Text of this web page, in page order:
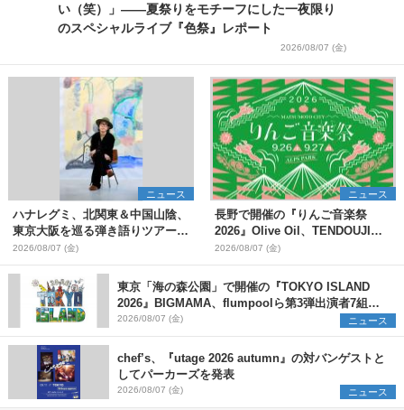
い（笑）」――夏祭りをモチーフにした一夜限り
のスペシャルライブ『色祭』レポート
2026/08/07 (金)
ニュース
ハナレグミ、北関東＆中国山陰、
東京大阪を巡る弾き語りツアー10
月より開催決定
2026/08/07 (金)
ニュース
長野で開催の『りんご音楽祭
2026』Olive Oil、TENDOUJIら
第11弾出演アーティスト（16組）
を発表
2026/08/07 (金)
東京「海の森公園」で開催の『TOKYO ISLAND
2026』BIGMAMA、flumpoolら第3弾出演者7組を
発表 ワークショップ・アート出展者を募集
2026/08/07 (金) ニュース
chef’s、『utage 2026 autumn』の対バンゲストと
してパーカーズを発表
2026/08/07 (金) ニュース